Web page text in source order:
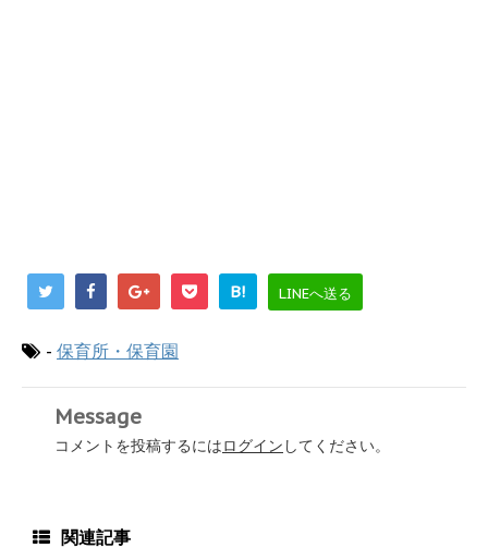
B! LINEへ送る
- 保育所・保育園
Message
コメントを投稿するにはログイン してください。
関連記事